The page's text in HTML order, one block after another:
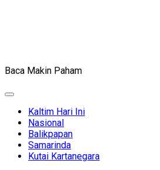
Baca Makin Paham
Expand
Kaltim Hari Ini
Nasional
Balikpapan
Samarinda
Kutai Kartanegara